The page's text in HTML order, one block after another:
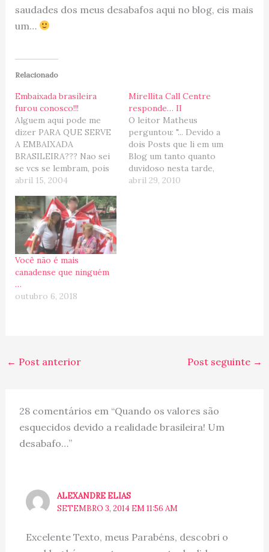
saudades dos meus desabafos aqui no blog, eis mais
um…
Relacionado
Embaixada brasileira
furou conosco!!!
Alguem aqui pode me
dizer PARA QUE SERVE
A EMBAIXADA
BRASILEIRA??? Nao sei
se vcs se lembram, pois
foi um dos meus
Blog, lah eu estava
contando da Festa
Brasileira que estavamos
organizando aqui em
Ottawa para arrecadar
fundos para comprar
uma ambulancia toda
equipada para…
abril 15, 2004
Mirellita Call Centre
responde… II
O leitor Matheus
perguntou: "... Devido a
dois Posts que li em um
Blog um tanto quanto
duvidoso nesta tarde,
senti a real necessidade
abril 29, 2010
Você não é mais
canadense que ninguém
…
outubro 6, 2018
← Post anterior Post seguinte →
28 comentários em “Quando os valores são
esquecidos devido a realidade brasileira! Um
desabafo…”
ALEXANDRE ELIAS
SETEMBRO 3, 2014 EM 11:56 AM
Excelente Texto, meus Parabéns, descobri o